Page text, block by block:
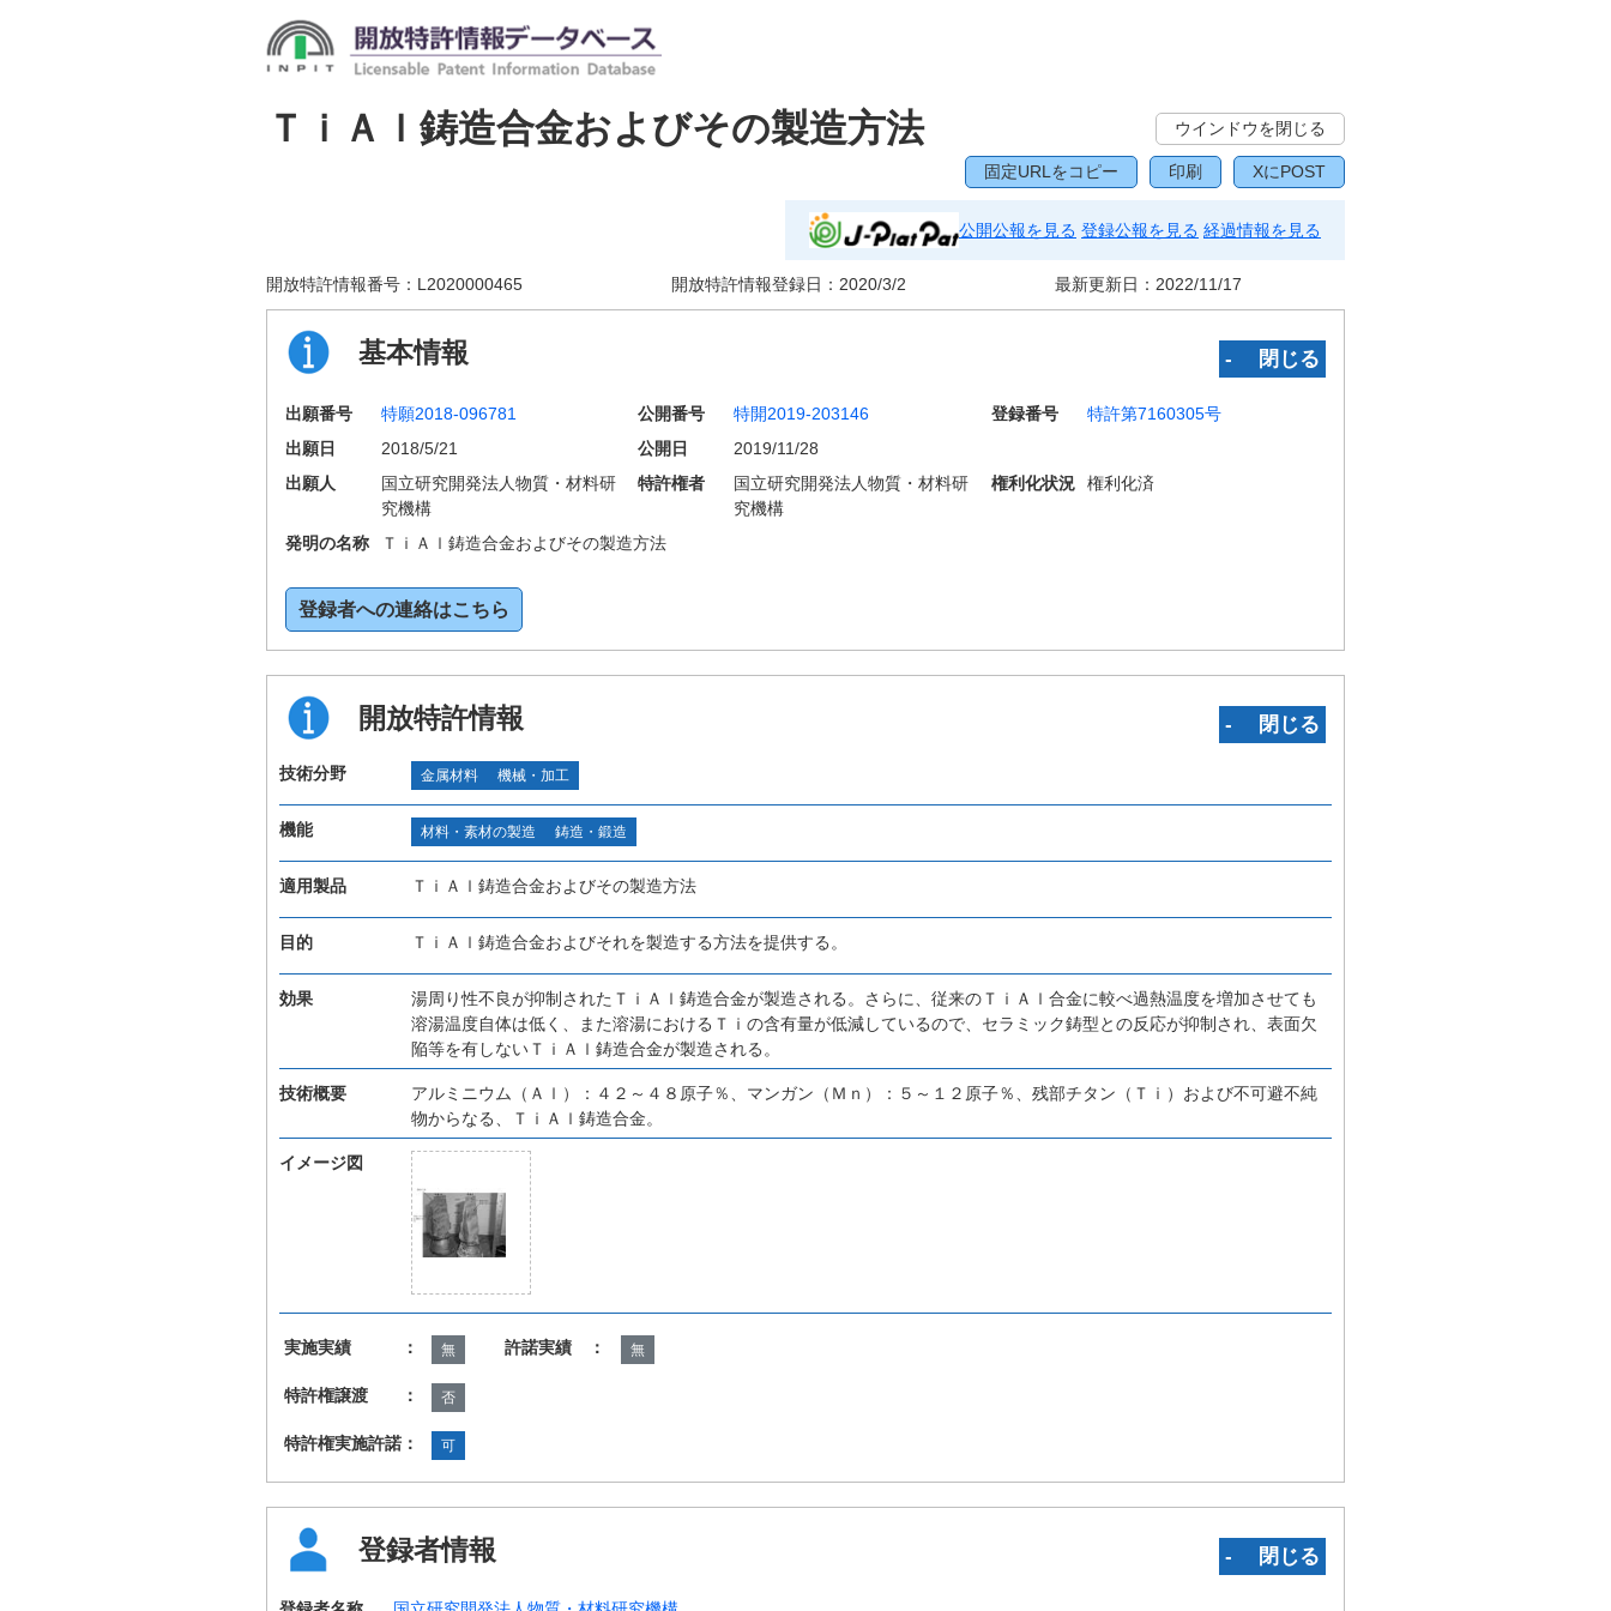
ＴｉＡｌ鋳造合金およびその製造方法 ウインドウを閉じる
固定URLをコピー 印刷 XにPOST
公開公報を見る 登録公報を見る 経過情報を見る
開放特許情報番号： L2020000465 開放特許情報登録日： 2020/3/2 最新更新日： 2022/11/17
基本情報 ‐ 閉じる
出願番号 特願2018-096781 公開番号 特開2019-203146 登録番号
特許第7160305号
出願日
2018/5/21 公開日
2019/11/28
出願人
国立研究開発法人物質・材料研
究機構
特許権者
国立研究開発法人物質・材料研
究機構
権利化状況 権利化済
発明の名称 ＴｉＡｌ鋳造合金およびその製造方法
登録者への連絡はこちら
開放特許情報 ‐ 閉じる
技術分野 金属材料 機械・加工
機能 材料・素材の製造 鋳造・鍛造
適用製品 ＴｉＡｌ鋳造合金およびその製造方法
目的 ＴｉＡｌ鋳造合金およびそれを製造する方法を提供する。
効果
湯周り性不良が抑制されたＴｉＡｌ鋳造合金が製造される。さらに、従来のＴｉＡｌ合金に較べ過熱温度を増加させても
溶湯温度自体は低く、また溶湯におけるＴｉの含有量が低減しているので、セラミック鋳型との反応が抑制され、表面欠
陥等を有しないＴｉＡｌ鋳造合金が製造される。
技術概要
アルミニウム（Ａｌ）：４２～４８原子％、マンガン（Ｍｎ）：５～１２原子％、残部チタン（Ｔｉ）および不可避不純
物からなる、ＴｉＡｌ鋳造合金。
イメージ図
実施実績 ： 無 許諾実績 ： 無
特許権譲渡 ： 否
特許権実施許諾： 可
登録者情報 ‐ 閉じる